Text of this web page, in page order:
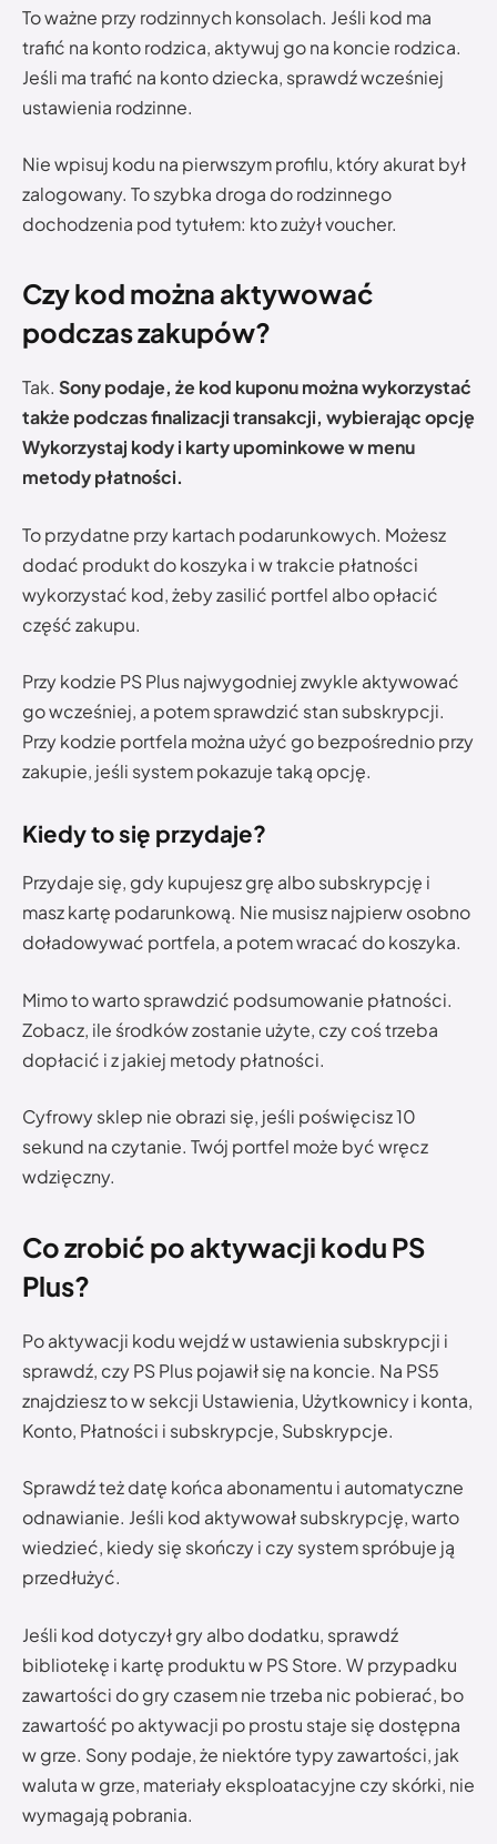
To ważne przy rodzinnych konsolach. Jeśli kod ma
trafić na konto rodzica, aktywuj go na koncie rodzica.
Jeśli ma trafić na konto dziecka, sprawdź wcześniej
ustawienia rodzinne.
Nie wpisuj kodu na pierwszym profilu, który akurat był
zalogowany. To szybka droga do rodzinnego
dochodzenia pod tytułem: kto zużył voucher.
Czy kod można aktywować
podczas zakupów?
Tak. Sony podaje, że kod kuponu można wykorzystać
także podczas finalizacji transakcji, wybierając opcję
Wykorzystaj kody i karty upominkowe w menu
metody płatności.
To przydatne przy kartach podarunkowych. Możesz
dodać produkt do koszyka i w trakcie płatności
wykorzystać kod, żeby zasilić portfel albo opłacić
część zakupu.
Przy kodzie PS Plus najwygodniej zwykle aktywować
go wcześniej, a potem sprawdzić stan subskrypcji.
Przy kodzie portfela można użyć go bezpośrednio przy
zakupie, jeśli system pokazuje taką opcję.
Kiedy to się przydaje?
Przydaje się, gdy kupujesz grę albo subskrypcję i
masz kartę podarunkową. Nie musisz najpierw osobno
doładowywać portfela, a potem wracać do koszyka.
Mimo to warto sprawdzić podsumowanie płatności.
Zobacz, ile środków zostanie użyte, czy coś trzeba
dopłacić i z jakiej metody płatności.
Cyfrowy sklep nie obrazi się, jeśli poświęcisz 10
sekund na czytanie. Twój portfel może być wręcz
wdzięczny.
Co zrobić po aktywacji kodu PS
Plus?
Po aktywacji kodu wejdź w ustawienia subskrypcji i
sprawdź, czy PS Plus pojawił się na koncie. Na PS5
znajdziesz to w sekcji Ustawienia, Użytkownicy i konta,
Konto, Płatności i subskrypcje, Subskrypcje.
Sprawdź też datę końca abonamentu i automatyczne
odnawianie. Jeśli kod aktywował subskrypcję, warto
wiedzieć, kiedy się skończy i czy system spróbuje ją
przedłużyć.
Jeśli kod dotyczył gry albo dodatku, sprawdź
bibliotekę i kartę produktu w PS Store. W przypadku
zawartości do gry czasem nie trzeba nic pobierać, bo
zawartość po aktywacji po prostu staje się dostępna
w grze. Sony podaje, że niektóre typy zawartości, jak
waluta w grze, materiały eksploatacyjne czy skórki, nie
wymagają pobrania.